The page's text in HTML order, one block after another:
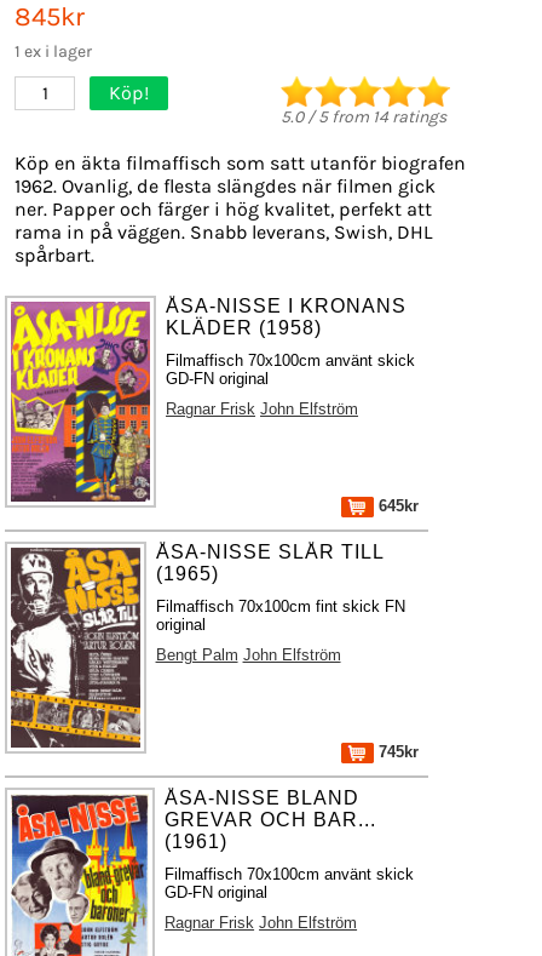
845kr
1 ex i lager
1 Köp!
5.0/5from 14 ratings
Köp en äkta filmaffisch som satt utanför biografen
1962. Ovanlig, de flesta slängdes när filmen gick
ner. Papper och färger i hög kvalitet, perfekt att
rama in på väggen. Snabb leverans, Swish, DHL
spårbart.
ÅSA-NISSE I KRONANS
KLÄDER (1958)
Filmaffisch 70x100cm använt skick
GD-FN original
Ragnar Frisk John Elfström
645kr
ÅSA-NISSE SLÅR TILL
(1965)
Filmaffisch 70x100cm fint skick FN
original
Bengt Palm John Elfström
745kr
ÅSA-NISSE BLAND
GREVAR OCH BAR...
(1961)
Filmaffisch 70x100cm använt skick
GD-FN original
Ragnar Frisk John Elfström